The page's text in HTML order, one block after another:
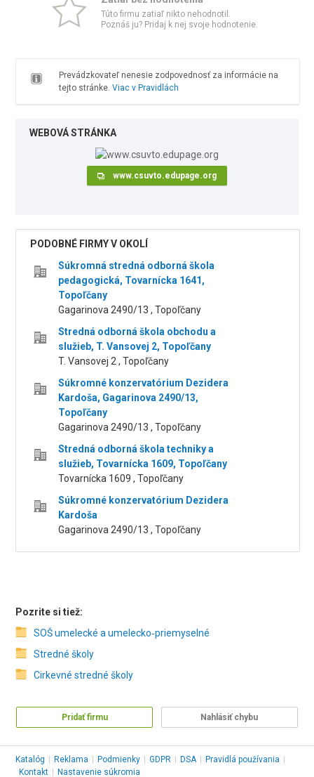
Túto firmu zatiaľ nikto nehodnotil.
Poznáš ju? Pridaj k nej svoje hodnotenie.
Prevádzkovateľ nenesie zodpovednosť za informácie na
tejto stránke. Viac v Pravidlách
WEBOVÁ STRÁNKA
www.csuvto.edupage.org
PODOBNÉ FIRMY V OKOLÍ
Súkromná stredná odborná škola
pedagogická, Tovarnícka 1641,
Topoľčany
Gagarinova 2490/13 , Topoľčany
Stredná odborná škola obchodu a
služieb, T. Vansovej 2, Topoľčany
T. Vansovej 2 , Topoľčany
Súkromné konzervatórium Dezidera
Kardoša, Gagarinova 2490/13,
Topoľčany
Gagarinova 2490/13 , Topoľčany
Stredná odborná škola techniky a
služieb, Tovarnícka 1609, Topoľčany
Tovarnícka 1609 , Topoľčany
Súkromné konzervatórium Dezidera
Kardoša
Gagarinova 2490/13 , Topoľčany
Pozrite si tiež:
SOŠ umelecké a umelecko‑priemyselné
Stredné školy
Cirkevné stredné školy
Pridať firmu Nahlásiť chybu
Katalóg Reklama Podmienky GDPR DSA Pravidlá používania
Kontakt
Nastavenie súkromia